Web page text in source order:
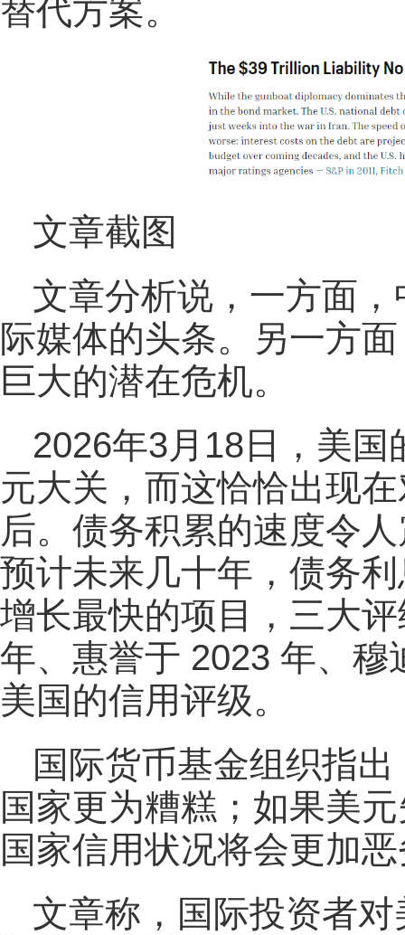
替代方案。
文章截图
文章分析说，一方面
际媒体的头条。另一方
巨大的潜在危机。
2026年3月18日，美
元大关，而这恰恰出现
后。债务积累的速度令
预计未来几十年，债务
增长最快的项目，三大
年、惠誉于 2023 年、
美国的信用评级。
国际货币基金组织指
国家更为糟糕；如果美
国家信用状况将会更加
文章称，国际投资者